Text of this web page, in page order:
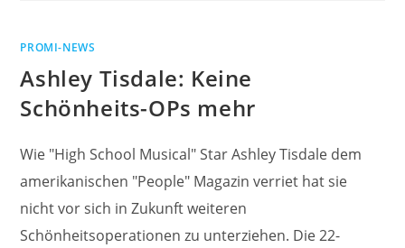
PROMI-NEWS
Ashley Tisdale: Keine
Schönheits-OPs mehr
Wie "High School Musical" Star Ashley Tisdale dem
amerikanischen "People" Magazin verriet hat sie
nicht vor sich in Zukunft weiteren
Schönheitsoperationen zu unterziehen. Die 22-